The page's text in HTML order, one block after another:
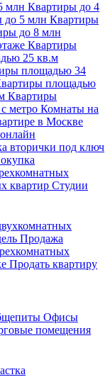
млн Квартиры до 4
до 5 млн Квартиры
до 8 млн
Квартиры
25 кв.м
площадью 34
площадью
Квартиры
метро Комнаты на
в Москве
вторички под ключ
квартир Студии
Продажа
Продать квартиру
Офисы
помещения